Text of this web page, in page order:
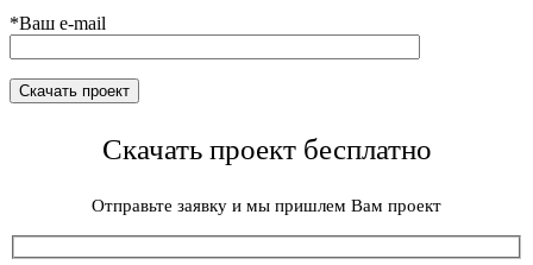
*Ваш e-mail
Скачать проект бесплатно
Отправьте заявку и мы пришлем Вам проект